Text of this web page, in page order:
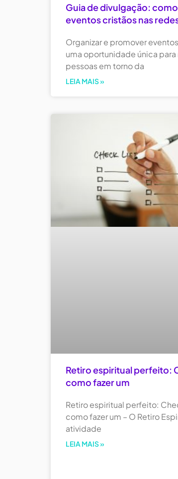
Guia de divulgação:
eventos cristãos nas
Organizar e promover
uma oportunidade única para
pessoas em torno da
LEIA MAIS »
Retiro espiritual perfeito:
como fazer um
Retiro espiritual perfeito:
como fazer um – O Retiro
atividade
LEIA MAIS »